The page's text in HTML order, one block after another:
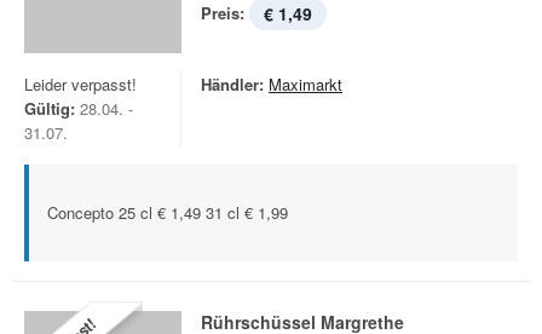
Preis: € 1,49
Leider verpasst!
Gültig: 28.04. -
31.07.
Händler: Maximarkt
Concepto 25 cl € 1,49 31 cl € 1,99
Rührschüssel Margrethe